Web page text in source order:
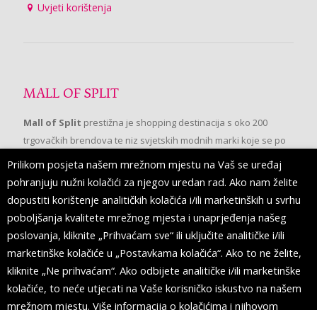
Uvjeti korištenja
MALL OF SPLIT
Mall of Split prestižna je shopping destinacija s oko 200
trgovačkih brendova te niz svjetskih modnih marki koje se po
prvi put pojavljuju u Splitu.
PRATITE NAS
Prilikom posjeta našem mrežnom mjestu na Vaš se uređaj
pohranjuju nužni kolačići za njegov uredan rad. Ako nam želite
dopustiti korištenje analitičkih kolačića i/ili marketinških u svrhu
poboljšanja kvalitete mrežnog mjesta i unaprjeđenja našeg
poslovanja, kliknite „Prihvaćam sve“ ili uključite analitičke i/ili
marketinške kolačiće u „Postavkama kolačića“. Ako to ne želite,
kliknite „Ne prihvaćam“. Ako odbijete analitičke i/ili marketinške
kolačiće, to neće utjecati na Vaše korisničko iskustvo na našem
mrežnom mjestu. Više informacija o kolačićima i njihovom